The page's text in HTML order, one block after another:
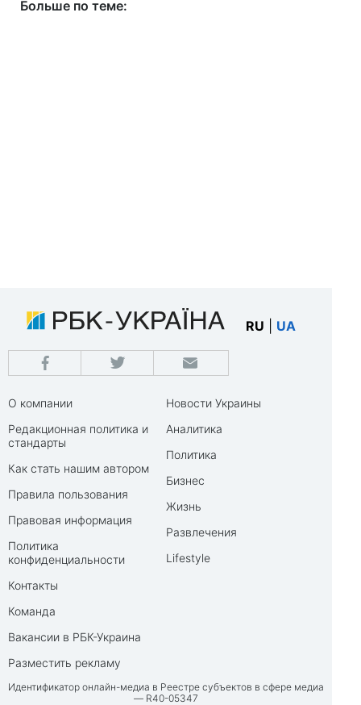
Больше по теме:
RU UA
О компании
Редакционная политика и
стандарты
Как стать нашим автором
Правила пользования
Правовая информация
Политика
конфиденциальности
Контакты
Команда
Вакансии в РБК-Украина
Разместить рекламу
Новости Украины
Аналитика
Политика
Бизнес
Жизнь
Развлечения
Lifestyle
Идентификатор онлайн-медиа в Реестре субъектов в сфере медиа
— R40-05347